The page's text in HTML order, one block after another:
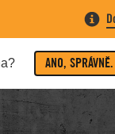
ANO, SPRÁVNĚ.